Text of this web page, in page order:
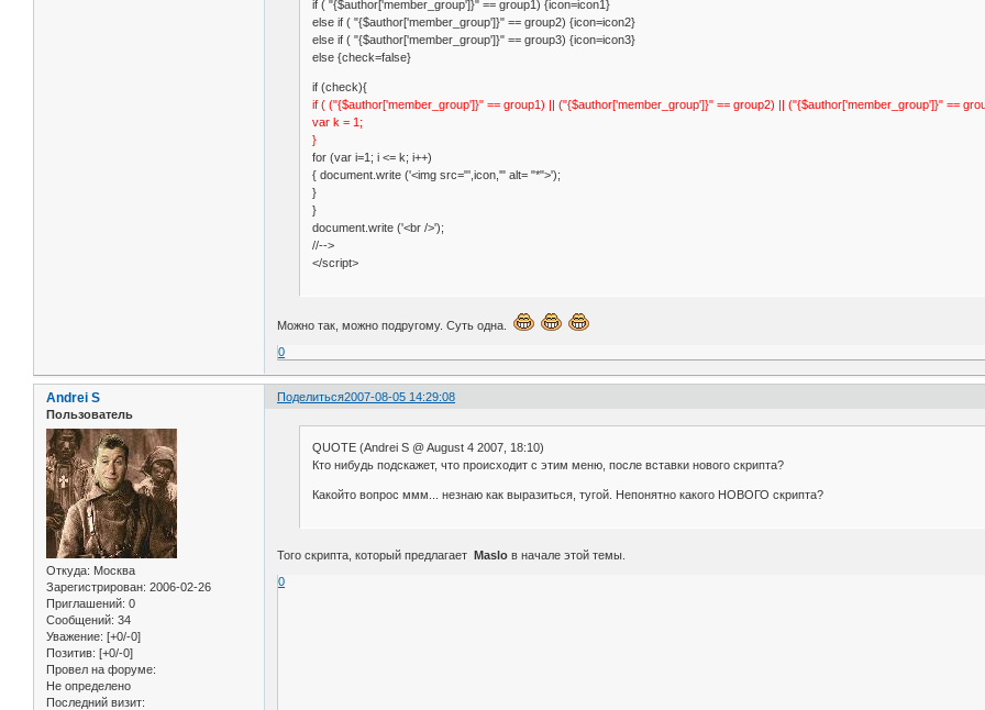
if ( "{$author['member_group']}" == group1) {icon=icon1}
else if ( "{$author['member_group']}" == group2) {icon=icon2}
else if ( "{$author['member_group']}" == group3) {icon=icon3}
else {check=false}
if (check){
if ( ("{$author['member_group']}" == group1) || ("{$author['member_group']}" == group2) || ("{$author['member_group']}" ==
var k = 1;
}
for (var i=1; i <= k; i++)
{ document.write ('<img src="',icon,'" alt= "*">');
}
}
document.write ('<br />');
//-->
</script>
Можно так, можно подругому. Суть одна.
0
Поделиться2007-08-05 14:29:08
Andrei S
Пользователь
Откуда: Москва
Зарегистрирован: 2006-02-26
Приглашений: 0
Сообщений: 34
Уважение: [+0/-0]
Позитив: [+0/-0]
Провел на форуме:
Не определено
Последний визит:
QUOTE (Andrei S @ August 4 2007, 18:10)
Кто нибудь подскажет, что происходит с этим меню, после вставки нового скрипта?
Какойто вопрос ммм... незнаю как выразиться, тугой. Непонятно какого НОВОГО скрипта?
Того скрипта, который предлагаетMasloв начале этой темы.
0